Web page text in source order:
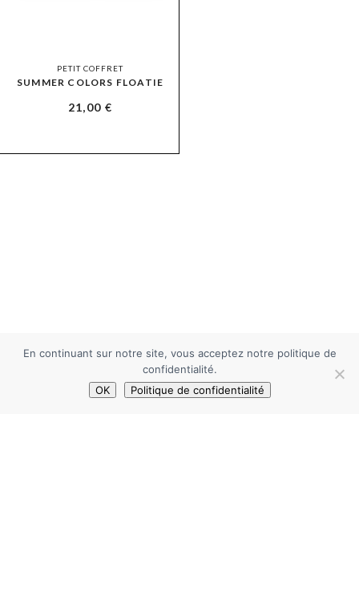
PETIT COFFRET
SUMMER COLORS FLOATIE
21,00€
En continuant sur notre site, vous acceptez notre politique de
confidentialité.
OK
Politique de confidentialité